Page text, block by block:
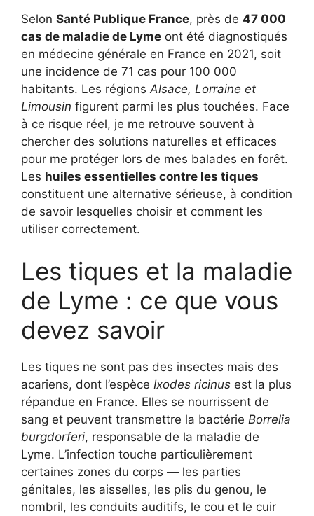
Selon Santé Publique France, près de 47 000
cas de maladie de Lyme ont été diagnostiqués
en médecine générale en France en 2021, soit
une incidence de 71 cas pour 100 000
habitants. Les régionsAlsace, Lorraine et
Limousin figurent parmi les plus touchées. Face
à ce risque réel, je me retrouve souvent à
chercher des solutions naturelles et efficaces
pour me protéger lors de mes balades en forêt.
Les huiles essentielles contre les tiques
constituent une alternative sérieuse, à condition
de savoir lesquelles choisir et comment les
utiliser correctement.
Les tiques et la maladie
de Lyme : ce que vous
devez savoir
Les tiques ne sont pas des insectes mais des
acariens, dont l’espèce Ixodes ricinus est la plus
répandue en France. Elles se nourrissent de
sang et peuvent transmettre la bactérie Borrelia
burgdorferi, responsable de la maladie de
Lyme. L’infection touche particulièrement
certaines zones du corps — les parties
génitales, les aisselles, les plis du genou, le
nombril, les conduits auditifs, le cou et le cuir